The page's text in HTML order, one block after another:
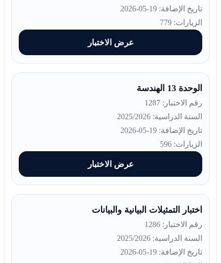
تاريخ الإضافة: 19-05-2026
الزيارات: 779
عرض الاختبار
الوحدة 13 الهندسة
رقم الاختبار: 1287
السنة الدراسية: 2025/2026
تاريخ الإضافة: 19-05-2026
الزيارات: 596
عرض الاختبار
اختبار التمثيلات البيانية والبيانات
رقم الاختبار: 1286
السنة الدراسية: 2025/2026
تاريخ الإضافة: 19-05-2026